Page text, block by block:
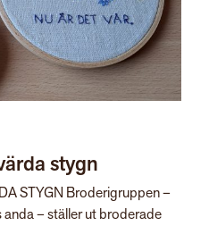
stygn
STYGN Broderigruppen –
– ställer ut broderade